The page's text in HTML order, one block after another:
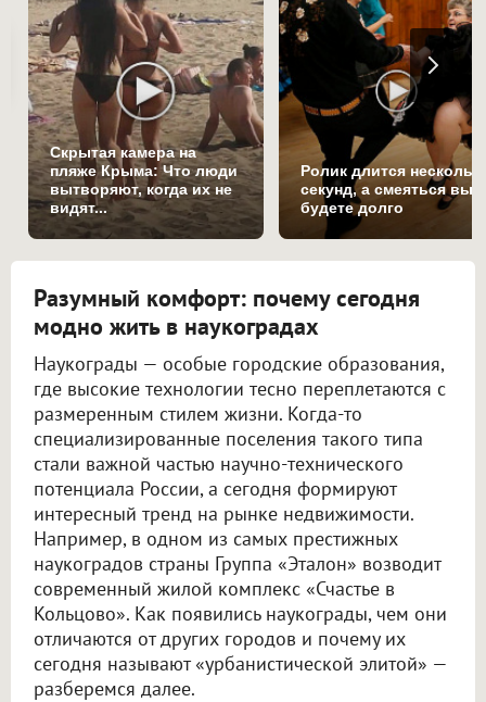
Скрытая камера на
пляже Крыма: Что люди
вытворяют, когда их не
видят...
Ролик длится
секунд, а смеяться вы
будете долго
Разумный комфорт: почему сегодня
модно жить в наукоградах
Наукограды — особые городские образования,
где высокие технологии тесно переплетаются с
размеренным стилем жизни. Когда-то
специализированные поселения такого типа
стали важной частью научно-технического
потенциала России, а сегодня формируют
интересный тренд на рынке недвижимости.
Например, в одном из самых престижных
наукоградов страны Группа «Эталон» возводит
современный жилой комплекс «Счастье в
Кольцово». Как появились наукограды, чем они
отличаются от других городов и почему их
сегодня называют «урбанистической элитой» —
разберемся далее.